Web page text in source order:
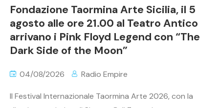
Fondazione Taormina Arte Sicilia, il 5
agosto alle ore 21.00 al Teatro Antico
arrivano i Pink Floyd Legend con “The
Dark Side of the Moon”
04/08/2026 Radio Empire
Il Festival Internazionale Taormina Arte 2026, con la